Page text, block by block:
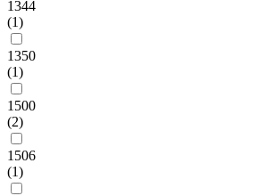
1344
(1)
1350
(1)
1500
(2)
1506
(1)